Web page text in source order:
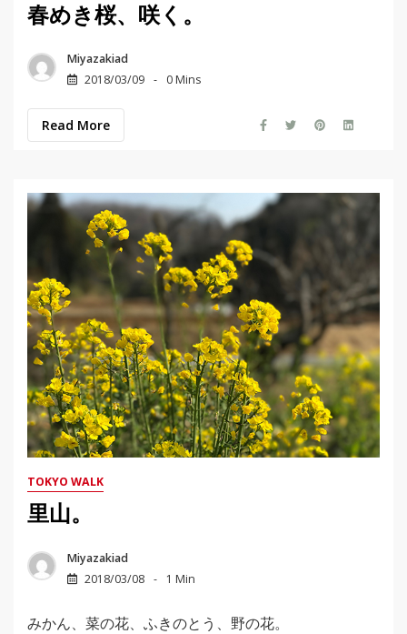
春めき桜、咲く。
Miyazakiad
2018/03/09
0 Mins
Read More
TOKYO WALK
里山。
Miyazakiad
2018/03/08
1 Min
みかん、菜の花、ふきのとう、野の花。